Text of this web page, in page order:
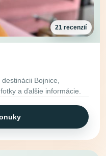
21 recenzií
Bojnice,
a ďalšie informácie.